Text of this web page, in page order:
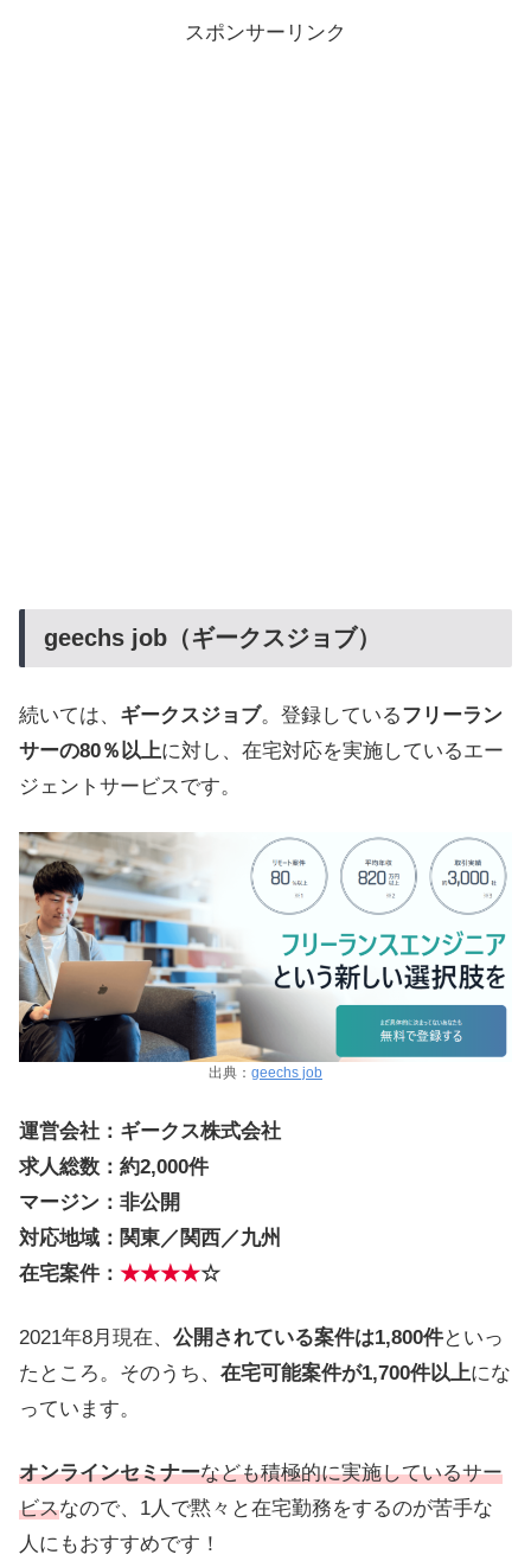
スポンサーリンク
geechs job（ギークスジョブ）
続いては、 ギークスジョブ。登録しているフリーラン
サーの80％以上に対し、在宅対応を実施しているエー
ジェントサービスです。
出典： geechs job
運営会社：ギークス株式会社
求人総数：約2,000件
マージン：非公開
対応地域：関東／関西／九州
在宅案件： ★★★★☆
2021年8月現在、 公開されている案件は1,800件といっ
たところ。そのうち、 在宅可能案件が1,700件以上にな
っています。
オンラインセミナーなども積極的に実施しているサー
ビスなので、1人で黙々と在宅勤務をするのが苦手な
人にもおすすめです！